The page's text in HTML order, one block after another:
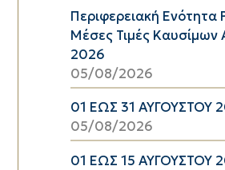
Περιφερειακή Ενότητα
Μέσες Τιμές Καυσίμων
2026
05/08/2026
01 ΕΩΣ 31 ΑΥΓΟΥΣΤΟΥ
05/08/2026
01 ΕΩΣ 15 ΑΥΓΟΥΣΤΟΥ